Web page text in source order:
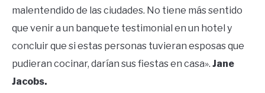
malentendido de las ciudades. No tiene más sentido
que venir a un banquete testimonial en un hotel y
concluir que si estas personas tuvieran esposas que
pudieran cocinar, darían sus fiestas en casa». Jane
Jacobs.